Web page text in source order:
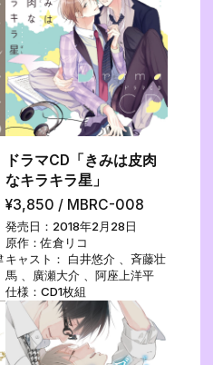
ドラマCD「きみは皮肉
なキラキラ星」
¥3,850 / MBRC-008
発売日：2018年2月28日
原作：佐倉リコ
キャスト： 白井悠介 、斉藤壮
馬 、廣瀬大介 、阿座上洋平
仕様：CD1枚組